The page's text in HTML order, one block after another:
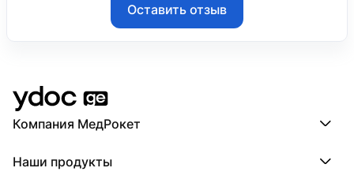
Оставить отзыв
Компания МедРокет
О YDoc
Наши продукты